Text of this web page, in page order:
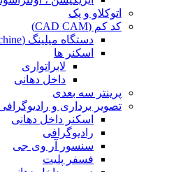
اتوکلاو و پک
کد کم (CAD CAM)
دستگاه میلینگ (Milling Machine)
اسکنر ها
لابراتواری
داخل دهانی
پرینتر سه بعدی
تصویر برداری و
اسکنر داخل دهانی
رادیوگرافی
سنسور آر وی جی
فسفر پلیت